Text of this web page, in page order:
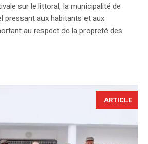
sur le littoral, la municipalité de
pressant aux habitants et aux
au respect de la propreté des
ARTICLE